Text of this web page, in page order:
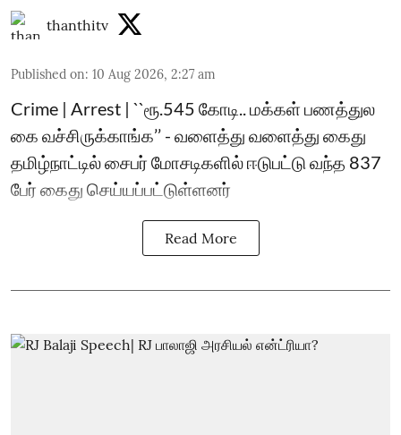
thanthitv
Published on: 10 Aug 2026, 2:27 am
Crime | Arrest | ``ரூ.545 கோடி.. மக்கள் பணத்துல
கை வச்சிருக்காங்க’’ - வளைத்து வளைத்து கைது
தமிழ்நாட்டில் சைபர் மோசடிகளில் ஈடுபட்டு வந்த 837
பேர் கைது செய்யப்பட்டுள்ளனர்
Read More